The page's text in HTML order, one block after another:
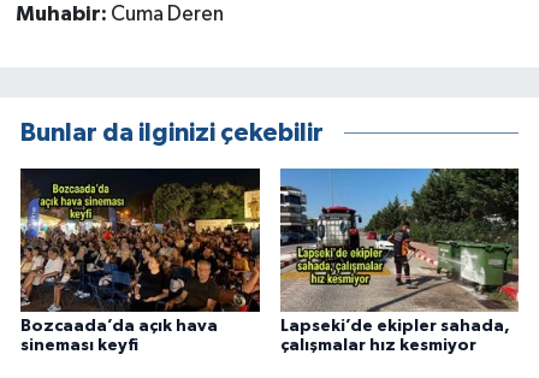
Muhabir: Cuma Deren
Bunlar da ilginizi çekebilir
Bozcaada’da açık hava
sineması keyfi
Lapseki’de ekipler sahada,
çalışmalar hız kesmiyor